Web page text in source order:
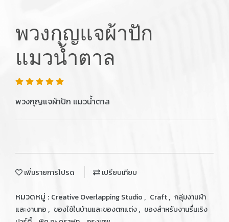
พวงกุญแจผ้าปัก
แมวน้ำตาล
พวงกุญแจผ้าปัก แมวน้ำตาล
เพิ่มรายการโปรด เปรียบเทียบ
หมวดหมู่ : Creative Overlapping Studio , Craft, กลุ่มงานผ้า
และงานทอ , ของใช้ในบ้านและของตกแต่ง, ของสำหรับงานรื่นเริง